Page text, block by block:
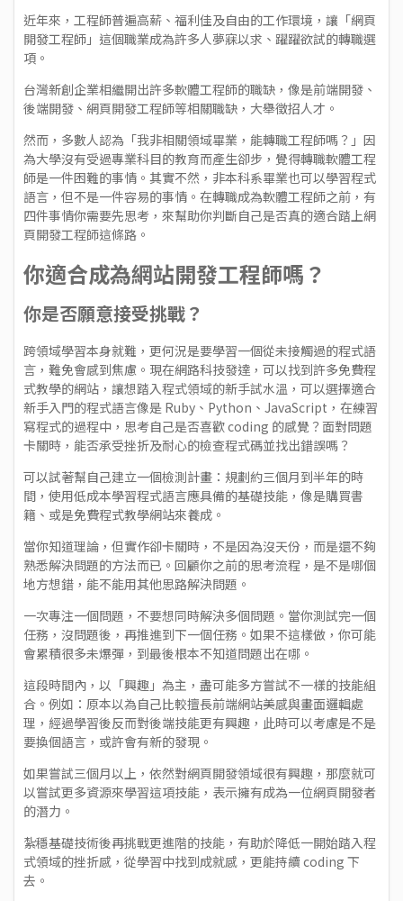
近年來，工程師普遍高薪、福利佳及自由的工作環境，讓「網頁
開發工程師」這個職業成為許多人夢寐以求、躍躍欲試的轉職選
項。
台灣新創企業相繼開出許多軟體工程師的職缺，像是前端開發、
後端開發、網頁開發工程師等相關職缺，大舉徵招人才。
然而，多數人認為「我非相關領域畢業，能轉職工程師嗎？」因
為大學沒有受過專業科目的教育而產生卻步，覺得轉職軟體工程
師是一件困難的事情。其實不然，非本科系畢業也可以學習程式
語言，但不是一件容易的事情。在轉職成為軟體工程師之前，有
四件事情你需要先思考，來幫助你判斷自己是否真的適合踏上網
頁開發工程師這條路。
你適合成為網站開發工程師嗎？
你是否願意接受挑戰？
跨領域學習本身就難，更何況是要學習一個從未接觸過的程式語
言，難免會感到焦慮。現在網路科技發達，可以找到許多免費程
式教學的網站，讓想踏入程式領域的新手試水溫，可以選擇適合
新手入門的程式語言像是 Ruby、Python、JavaScript，在練習
寫程式的過程中，思考自己是否喜歡 coding 的感覺？面對問題
卡關時，能否承受挫折及耐心的檢查程式碼並找出錯誤嗎？
可以試著幫自己建立一個檢測計畫：規劃約三個月到半年的時
間，使用低成本學習程式語言應具備的基礎技能，像是購買書
籍、或是免費程式教學網站來養成。
當你知道理論，但實作卻卡關時，不是因為沒天份，而是還不夠
熟悉解決問題的方法而已。回顧你之前的思考流程，是不是哪個
地方想錯，能不能用其他思路解決問題。
一次專注一個問題，不要想同時解決多個問題。當你測試完一個
任務，沒問題後，再推進到下一個任務。如果不這樣做，你可能
會累積很多未爆彈，到最後根本不知道問題出在哪。
這段時間內，以「興趣」為主，盡可能多方嘗試不一樣的技能組
合。例如：原本以為自己比較擅長前端網站美感與畫面邏輯處
理，經過學習後反而對後端技能更有興趣，此時可以考慮是不是
要換個語言，或許會有新的發現。
如果嘗試三個月以上，依然對網頁開發領域很有興趣，那麼就可
以嘗試更多資源來學習這項技能，表示擁有成為一位網頁開發者
的潛力。
紮穩基礎技術後再挑戰更進階的技能，有助於降低一開始踏入程
式領域的挫折感，從學習中找到成就感，更能持續 coding 下
去。